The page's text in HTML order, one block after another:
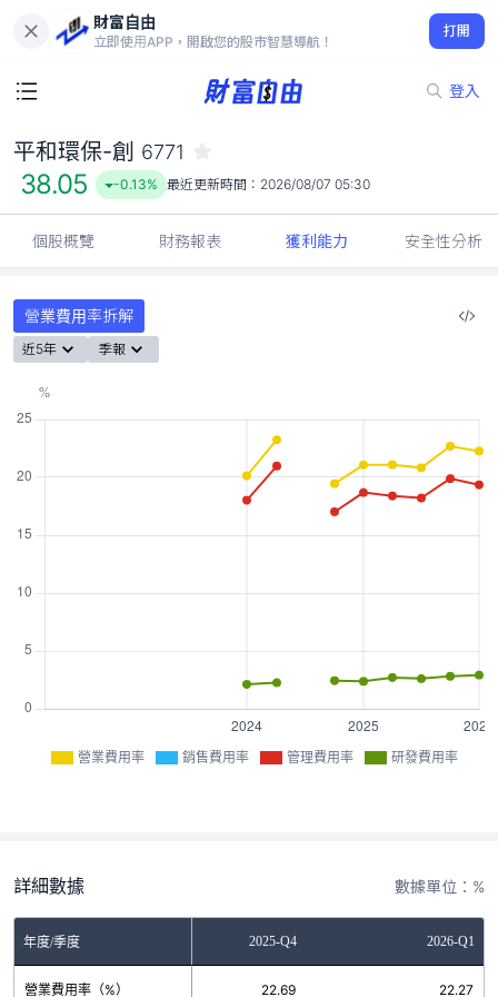
財富自由
立即使用APP，開啟您的股市智慧導航！
打開
登入
38.05
-0.13%
平和環保-創 6771
38.05 -0.13% 最近更新時間： 2026/08/07 05:30
個股概覽 財務報表 獲利能力 安全性分析
營業費用率拆解
近5年 季報
營業費用率 銷售費用率 管理費用率 研發費用率
詳細數據 數據單位：%
年度/季度2025-Q3 2025-Q4 2026-Q1
營業費用率（%）
20.83 22.69 22.27